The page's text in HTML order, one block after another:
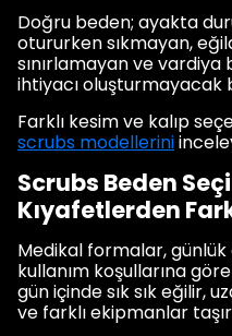
Doğru beden; ayakta
otururken sıkmayan,
sınırlamayan ve
ihtiyacı oluşturmayacak
Farklı kesim ve kalıp
scrubs modellerini
Scrubs Beden
Kıyafetlerden
Medikal formalar,
kullanım koşullarına
gün içinde sık sık eğilir,
ve farklı ekipmanlar